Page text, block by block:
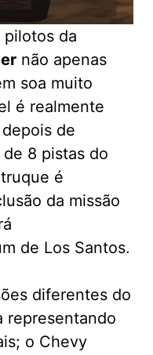
da
não apenas
soa muito
é realmente
de
8 pistas do
é
da missão
de Los Santos.
diferentes do
representando
o Chevy